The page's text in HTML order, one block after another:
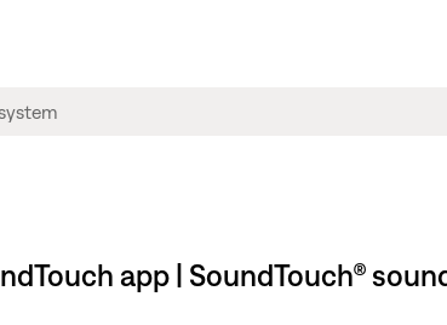
app | SoundTouch®